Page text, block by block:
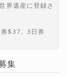
界遺産に登録さ
$37、3日券
集